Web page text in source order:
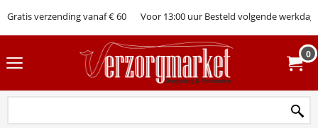
Gratis verzending vanaf € 60 Voor 13:00 uur Besteld volgende werkdag
0